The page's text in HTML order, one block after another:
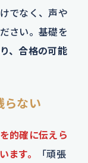
でなく、声や
さい。基礎を
、合格の可能
らない
的確に伝えら
ます。
「頑張